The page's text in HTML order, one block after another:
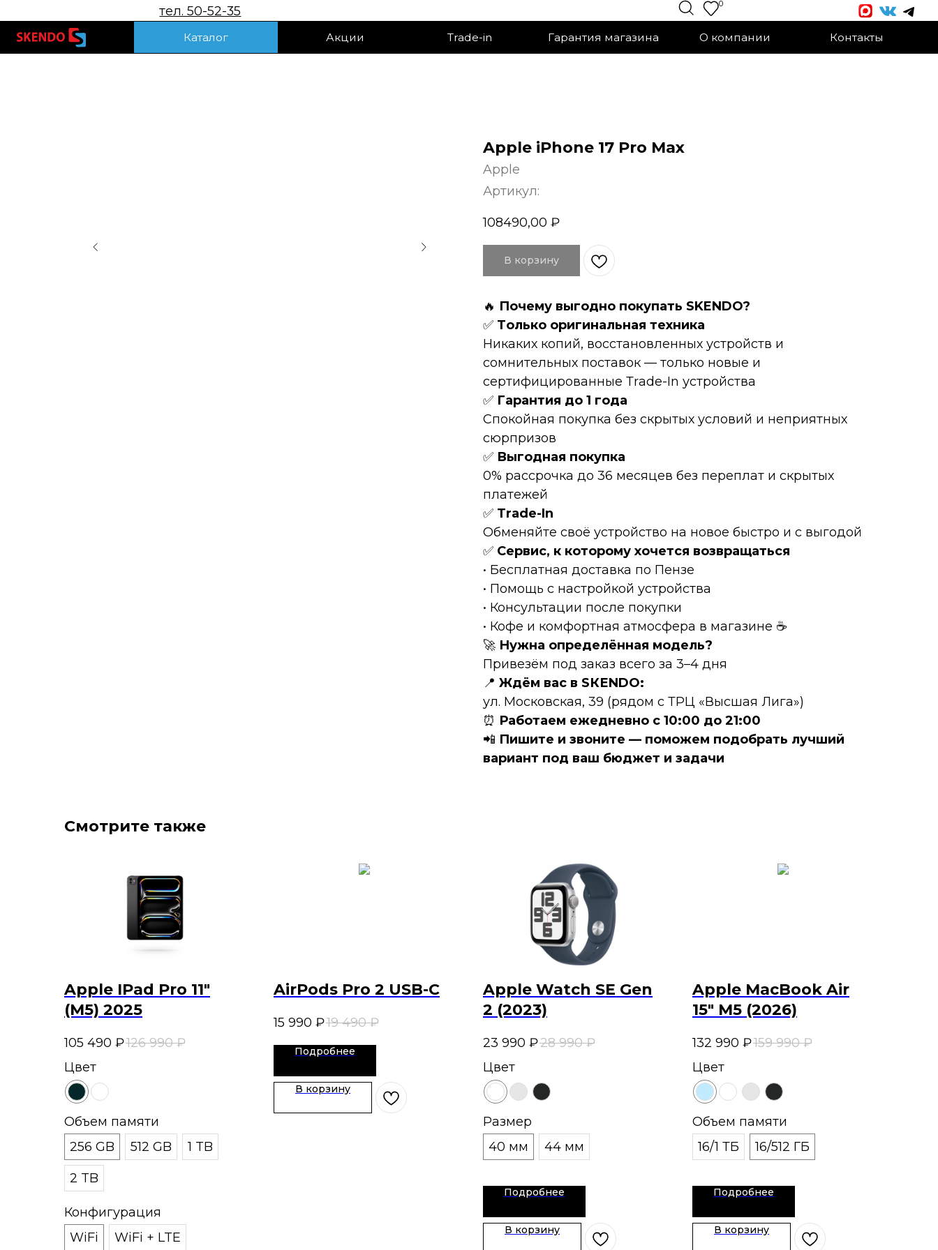
Каталог Гарантия магазина О компании Контакты
тел. 50-52-35
Apple iPhone 17 Pro Max
Apple
Артикул:
108490,00 ₽
В корзину
🔥 Пoчeму выгоднo пoкупать SKENDO?
✅ Tолькo оpигинaльнaя техникa
Hикaких копий, восcтановленных устройств и
сомнительных поставок — только новые и
сертифицированные Тrаdе-In устройства
✅ Гарантия до 1 года
Спокойная покупка без скрытых условий и неприятных
сюрпризов
✅ Выгодная покупка
0% рассрочка до 36 месяцев без переплат и скрытых
платежей
✅ Тrаdе-In
Обменяйте своё устройство на новое быстро и с выгодой
✅ Сервис, к которому хочется возвращаться
• Бесплатная доставка по Пензе
• Помощь с настройкой устройства
• Консультации после покупки
• Кофе и комфортная атмосфера в магазине ☕
🚀 Нужна определённая модель?
Привезём под заказ всего за 3–4 дня
📍 Ждём вас в SКЕNDО:
ул. Московская, 39 (рядом с ТРЦ «Высшая Лига»)
⏰ Работаем ежедневно с 10:00 до 21:00
📲 Пишите и звоните — поможем подобрать лучший
вариант под ваш бюджет и задачи
Смотрите также
Apple IPad Pro 11"
(M5) 2025
105 490 ₽126 990 ₽
Цвет
Объем памяти
256 GB
512 GB 1 TB
2 TB
Конфигурация
WiFi
WiFi + LTE
AirPods Pro 2 USB-C
15 990 ₽19 490 ₽
Подробнее
В корзину
Apple Watch SE Gen
2 (2023)
23 990 ₽28 990 ₽
Цвет
Размер
40 мм
44 мм
Подробнее
В корзину
Apple MacBook Air
15" M5 (2026)
132 990 ₽159 990 ₽
Цвет
Объем памяти
16/1 ТБ
16/512 ГБ
Подробнее
В корзину